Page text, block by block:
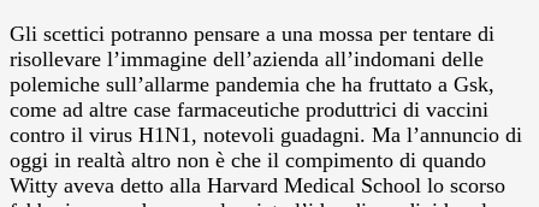
Gli scettici potranno pensare a una mossa per tentare di
risollevare l’immagine dell’azienda all’indomani delle
polemiche sull’allarme pandemia che ha fruttato a Gsk,
come ad altre case farmaceutiche produttrici di vaccini
contro il virus H1N1, notevoli guadagni. Ma l’annuncio di
oggi in realtà altro non è che il compimento di quando
Witty aveva detto alla Harvard Medical School lo scorso